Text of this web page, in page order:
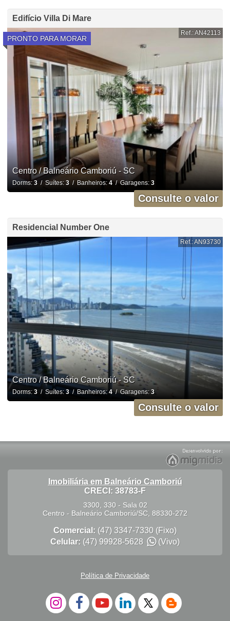
Edifício Villa Di Mare
PRONTO PARA MORAR
Ref.: AN42113
Centro / Balneário Camboriú - SC
Dorms: 3/ Suítes: 3/ Banheiros: 4/ Garagens: 3
Consulte o valor
Residencial Number One
Ref.: AN93730
Centro / Balneário Camboriú - SC
Dorms: 3/ Suítes: 3/ Banheiros:4/ Garagens: 3
Consulte o valor
Imobiliária em Balneário Camboriú
CRECI: 38783-F
3300, 330 - Sala 02
Centro - Balneário Camboriú/SC 88330-272
Comercial: (47) 3347-7330 (Fixo)
Celular: (47) 99928-5628 (Vivo)
Política de Privacidade